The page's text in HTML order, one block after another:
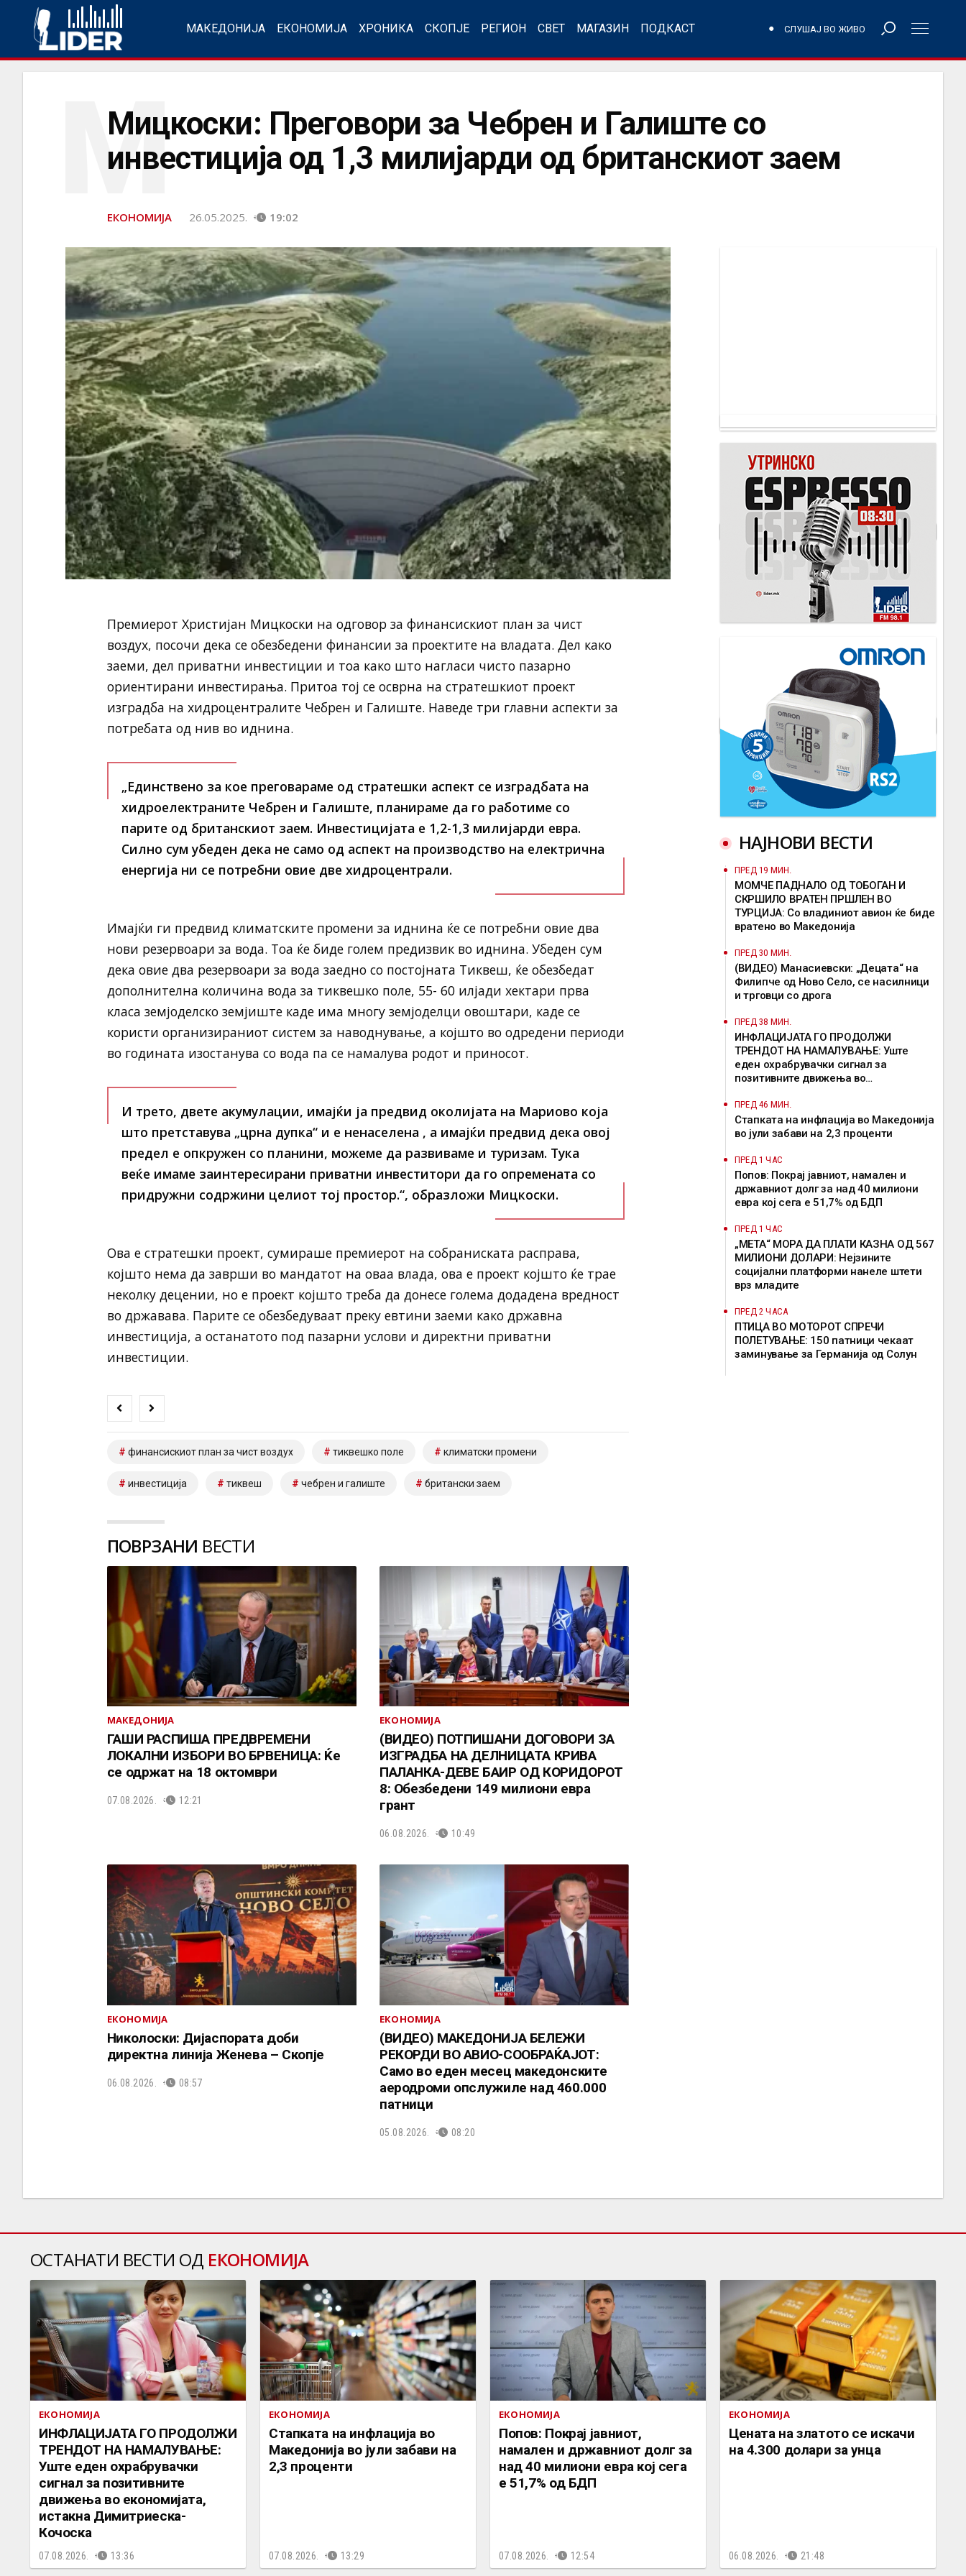
МАКЕДОНИЈА ЕКОНОМИЈА ХРОНИКА СКОПЈЕ РЕГИОН СВЕТ МАГАЗИН ПОДКАСТ СЛУШАЈ ВО ЖИВО
Мицкоски: Преговори за Чебрен и Галиште со
инвестиција од 1,3 милијарди од британскиот заем
М
ЕКОНОМИЈА 26.05.2025. 19:02
Премиерот Христијан Мицкоски на одговор за финансискиот план за чист
воздух, посочи дека се обезбедени финансии за проектите на владата. Дел како
заеми, дел приватни инвестиции и тоа како што нагласи чисто пазарно
ориентирани инвестирања. Притоа тој се осврна на стратешкиот проект
изградба на хидроцентралите Чебрен и Галиште. Наведе три главни аспекти за
потребата од нив во иднина.
„Единствено за кое преговараме од стратешки аспект се изградбата на
хидроелектраните Чебрен и Галиште, планираме да го работиме со
парите од британскиот заем. Инвестицијата е 1,2-1,3 милијарди евра.
Силно сум убеден дека не само од аспект на производство на електрична
енергија ни се потребни овие две хидроцентрали.
Имајќи ги предвид климатските промени за иднина ќе се потребни овие два
нови резервоари за вода. Тоа ќе биде голем предизвик во иднина. Убеден сум
дека овие два резервоари за вода заедно со постојната Тиквеш, ќе обезбедат
дополнителна количина вода за тиквешко поле, 55- 60 илјади хектари прва
класа земјоделско земјиште каде има многу земјоделци овоштари, каде се
користи организираниот систем за наводнување, а којшто во одредени периоди
во годината изостанува со вода па се намалува родот и приносот.
И трето, двете акумулации, имајќи ја предвид околијата на Мариово која
што претставува „црна дупка“ и е ненаселена , а имајќи предвид дека овој
предел е опкружен со планини, можеме да развиваме и туризам. Тука
веќе имаме заинтересирани приватни инвеститори да го опремената со
придружни содржини целиот тој простор.“, образложи Мицкоски.
Ова е стратешки проект, сумираше премиерот на собраниската расправа,
којшто нема да заврши во мандатот на оваа влада, ова е проект којшто ќе трае
неколку децении, но е проект којшто треба да донесе голема додадена вредност
во државава. Парите се обезбедуваат преку евтини заеми како државна
инвестиција, а останатото под пазарни услови и директни приватни
инвестиции.
финансискиот план за чист воздух тиквешко поле климатски промени
инвестиција тиквеш чебрен и галиште британски заем
ПОВРЗАНИ ВЕСТИ
МАКЕДОНИЈА
ГАШИ РАСПИША ПРЕДВРЕМЕНИ
ЛОКАЛНИ ИЗБОРИ ВО БРВЕНИЦА: Ќе
се одржат на 18 октомври
07.08.2026. 12:21
ЕКОНОМИЈА
(ВИДЕО) ПОТПИШАНИ ДОГОВОРИ ЗА
ИЗГРАДБА НА ДЕЛНИЦАТА КРИВА
ПАЛАНКА-ДЕВЕ БАИР ОД КОРИДОРОТ
8: Обезбедени 149 милиони евра
грант
06.08.2026. 10:49
ЕКОНОМИЈА
Николоски: Дијаспората доби
директна линија Женева – Скопје
06.08.2026. 08:57
ЕКОНОМИЈА
(ВИДЕО) МАКЕДОНИЈА БЕЛЕЖИ
РЕКОРДИ ВО АВИО-СООБРАЌАЈОТ:
Само во еден месец македонските
аеродроми опслужиле над 460.000
патници
05.08.2026. 08:20
НАЈНОВИ ВЕСТИ
ПРЕД 19 МИН.
МОМЧЕ ПАДНАЛО ОД ТОБОГАН И
СКРШИЛО ВРАТЕН ПРШЛЕН ВО
ТУРЦИЈА: Со владиниот авион ќе биде
вратено во Македонија
ПРЕД 30 МИН.
(ВИДЕО) Манасиевски: „Децата“ на
Филипче од Ново Село, се насилници
и трговци со дрога
ПРЕД 38 МИН.
ИНФЛАЦИЈАТА ГО ПРОДОЛЖИ
ТРЕНДОТ НА НАМАЛУВАЊЕ: Уште
еден охрабрувачки сигнал за
позитивните движења во
Кочоска
ПРЕД 46 МИН.
Стапката на инфлација во Македонија
во јули забави на 2,3 проценти
ПРЕД 1 ЧАС
Попов: Покрај јавниот, намален и
државниот долг за над 40 милиони
евра кој сега е 51,7% од БДП
ПРЕД 1 ЧАС
„МЕТА“ МОРА ДА ПЛАТИ КАЗНА ОД 567
МИЛИОНИ ДОЛАРИ: Нејзините
социјални платформи нанеле штети
врз младите
ПРЕД 2 ЧАСА
ПТИЦА ВО МОТОРОТ СПРЕЧИ
ПОЛЕТУВАЊЕ: 150 патници чекаат
заминување за Германија од Солун
ОСТАНАТИ ВЕСТИ ОД ЕКОНОМИЈА
ЕКОНОМИЈА
ИНФЛАЦИЈАТА ГО ПРОДОЛЖИ
ТРЕНДОТ НА НАМАЛУВАЊЕ:
Уште еден охрабрувачки
сигнал за позитивните
движења во економијата,
истакна Димитриеска-
Кочоска
07.08.2026. 13:36
ЕКОНОМИЈА
Стапката на инфлација во
Македонија во јули забави на
2,3 проценти
07.08.2026. 13:29
ЕКОНОМИЈА
Попов: Покрај јавниот,
намален и државниот долг за
над 40 милиони евра кој сега
е 51,7% од БДП
07.08.2026. 12:54
ЕКОНОМИЈА
Цената на златото се искачи
на 4.300 долари за унца
06.08.2026. 21:48